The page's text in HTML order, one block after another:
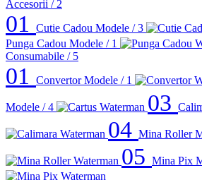
Accesorii / 2
01 Cutie Cadou Modele / 3
Punga Cadou Modele / 1
Consumabile / 5
01 Convertor Modele / 1
Modele / 4 03
04 Mina Roller
05 Mina Pix